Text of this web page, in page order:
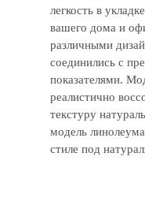
легкость в
вашего дома и
различными
соединились с
показателями.
реалистично
текстуру
модель
стиле под